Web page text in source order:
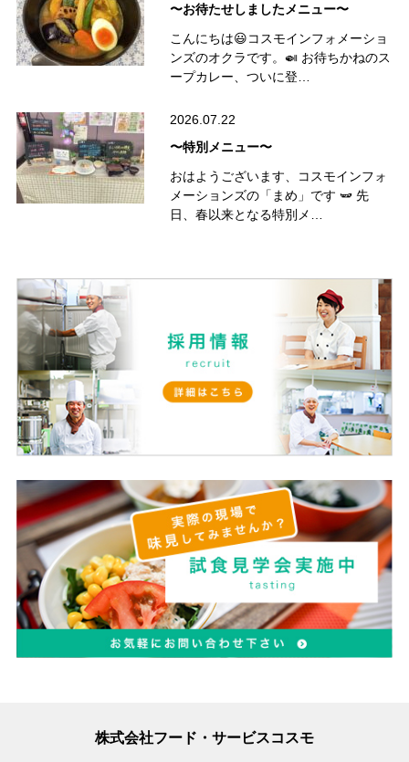
〜お待たせしましたメニュー〜
こんにちは😃コスモインフォメーショ
ンズのオクラです。🍛 お待ちかねのス
ープカレー、ついに登…
2026.07.22
〜特別メニュー〜
おはようございます、コスモインフォ
メーションズの「まめ」です 🫛 先
日、春以来となる特別メ…
株式会社フード・サービスコスモ